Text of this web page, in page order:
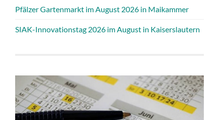
Pfälzer Gartenmarkt im August 2026 in Maikammer
SIAK-Innovationstag 2026 im August in Kaiserslautern